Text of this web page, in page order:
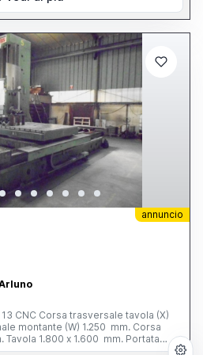
annuncio
13 CNC Corsa trasversale tavola (X)
montante (W) 1.250 mm. Corsa
1.800 x 1.600 mm. Portata
(Z) 800 mm. Ø mandrino 130 mm.